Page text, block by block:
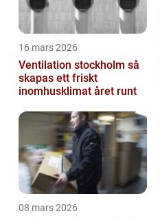
16 mars 2026
Ventilation stockholm så
skapas ett friskt
inomhusklimat året runt
08 mars 2026